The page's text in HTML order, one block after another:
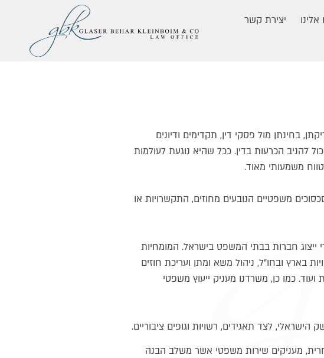
יצירת קשר
בחינתן מול פסקי דין, תקדימים ודיונים
הכרעות בדין. ככל שהיא נוגעת לעולמות
משמעותי מאוד.
משפטיים הנובעים מחוזים, התקשרויות או
ייצוג חברות בבתי המשפט בישראל. המומחיות
בארץ ובחו"ל, ניהול משא ומתן ועריכת חוזים
ועוד. כמו כן, משרדנו מעניק ייעוץ משפטי
לצד תאגידים, רשויות וגופים ציבוריים.
מעניקים שירות משפטי אשר משלב הבנה